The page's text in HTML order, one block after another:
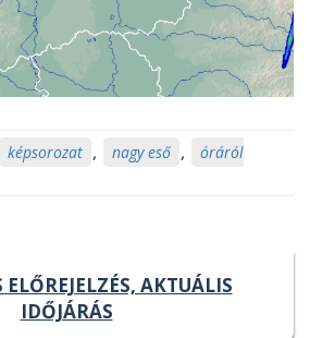
képsorozat , nagy eső ,
óráról
ELŐREJELZÉS, AKTUÁLIS
IDŐJÁRÁS